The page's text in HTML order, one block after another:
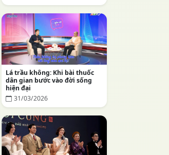
Lá trầu không: Khi bài thuốc
dân gian bước vào đời sống
hiện đại
31/03/2026